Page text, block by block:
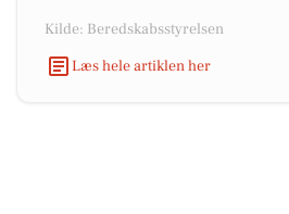
Kilde: Beredskabsstyrelsen
Læs hele artiklen her